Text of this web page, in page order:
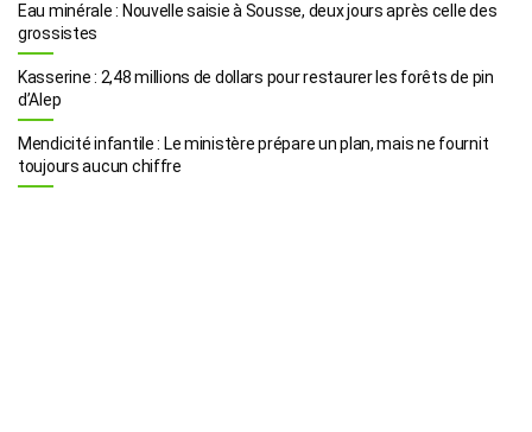
Eau minérale : Nouvelle saisie à Sousse, deux jours après celle des
grossistes
Kasserine : 2,48 millions de dollars pour restaurer les forêts de pin
d’Alep
Mendicité infantile : Le ministère prépare un plan, mais ne fournit
toujours aucun chiffre